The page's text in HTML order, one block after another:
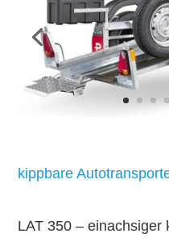
kippbare
LAT 350 – einachsiger